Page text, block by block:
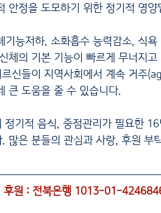
안정을 도모하기 위한 정기적 영양
기능저하, 소화흡수 능력감소, 식
체의 기본 기능이 빠르게 무너지
신들이 지역사회에서 계속 거주
큰 도움을 줄 수 있습니다.
정기적 음식, 중점관리가 필요한
많은 분들의 관심과 사랑, 후원 부
후원 : 전북은행 1013-01-